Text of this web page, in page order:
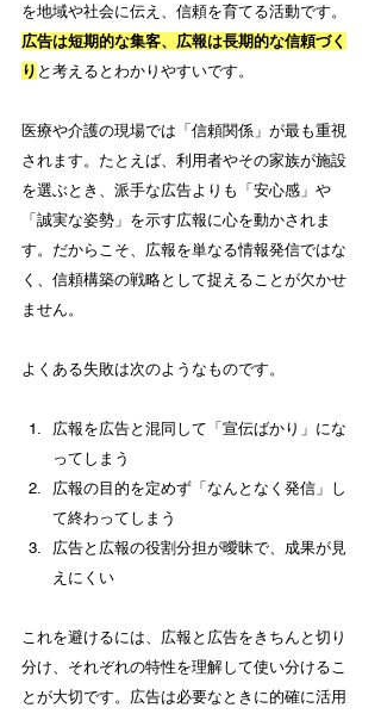
を地域や社会に伝え、信頼を育てる活動です。
広告は短期的な集客、広報は長期的な信頼づく
り と考えるとわかりやすいです。
医療や介護の現場では「信頼関係」が最も重視
されます。たとえば、利用者やその家族が施設
を選ぶとき、派手な広告よりも「安心感」や
「誠実な姿勢」を示す広報に心を動かされま
す。だからこそ、広報を単なる情報発信ではな
く、信頼構築の戦略として捉えることが欠かせ
ません。
よくある失敗は次のようなものです。
広報を広告と混同して「宣伝ばかり」にな
ってしまう
広報の目的を定めず「なんとなく発信」し
て終わってしまう
広告と広報の役割分担が曖昧で、成果が見
えにくい
これを避けるには、広報と広告をきちんと切り
分け、それぞれの特性を理解して使い分けるこ
とが大切です。広告は必要なときに的確に活用